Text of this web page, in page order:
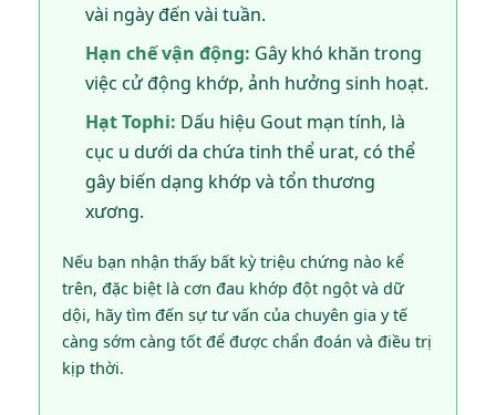
vài ngày đến vài tuần.
Hạn chế vận động: Gây khó khăn trong
việc cử động khớp, ảnh hưởng sinh hoạt.
Hạt Tophi: Dấu hiệu Gout mạn tính, là
cục u dưới da chứa tinh thể urat, có thể
gây biến dạng khớp và tổn thương
xương.
Nếu bạn nhận thấy bất kỳ triệu chứng nào kể
trên, đặc biệt là cơn đau khớp đột ngột và dữ
dội, hãy tìm đến sự tư vấn của chuyên gia y tế
càng sớm càng tốt để được chẩn đoán và điều trị
kịp thời.